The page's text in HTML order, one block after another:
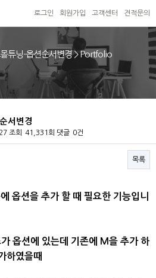
견적문의
고객센터
회원가입
로그인
튜닝-옵션순서변경 > Portfolio
서변경
조회 41,331회 댓글 0건
목록
옵션을 추가 할 때 필요한 기능입니
옵션에 있는데 기존에 M을 추가 하
하였을때